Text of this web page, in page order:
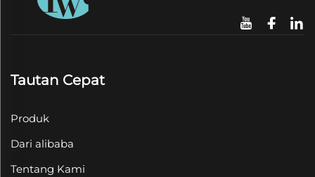
Tautan Cepat
Produk
Dari alibaba
Tentang Kami